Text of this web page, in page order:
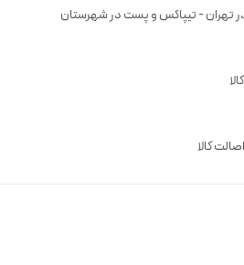
تهران - تیپاکس و پست در شهرستان
کالا